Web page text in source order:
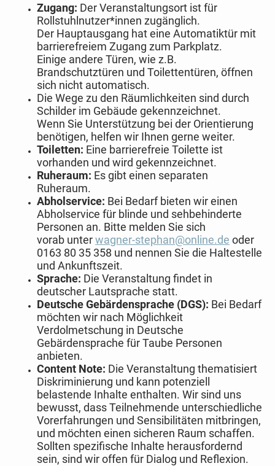
Zugang: Der Veranstaltungsort ist für
Rollstuhlnutzer*innen zugänglich.
Der Hauptausgang hat eine Automatiktür mit
barrierefreiem Zugang zum Parkplatz.
Einige andere Türen, wie z.B.
Brandschutztüren und Toilettentüren, öffnen
sich nicht automatisch.
Die Wege zu den Räumlichkeiten sind durch
Schilder im Gebäude gekennzeichnet.
Wenn Sie Unterstützung bei der Orientierung
benötigen, helfen wir Ihnen gerne weiter.
Toiletten: Eine barrierefreie Toilette ist
vorhanden und wird gekennzeichnet.
Ruheraum: Es gibt einen separaten
Ruheraum.
Abholservice: Bei Bedarf bieten wir einen
Abholservice für blinde und sehbehinderte
Personen an. Bitte melden Sie sich
vorab unterwagner-stephan@online.de oder
0163 80 35 358 und nennen Sie die Haltestelle
und Ankunftszeit.
Sprache: Die Veranstaltung findet in
deutscher Lautsprache statt.
Deutsche Gebärdensprache (DGS): Bei Bedarf
möchten wir nach Möglichkeit
Verdolmetschung in Deutsche
Gebärdensprache für Taube Personen
anbieten.
Content Note: Die Veranstaltung thematisiert
Diskriminierung und kann potenziell
belastende Inhalte enthalten. Wir sind uns
bewusst, dass Teilnehmende unterschiedliche
Vorerfahrungen und Sensibilitäten mitbringen,
und möchten einen sicheren Raum schaffen.
Sollten spezifische Inhalte herausfordernd
sein, sind wir offen für Dialog und Reflexion.